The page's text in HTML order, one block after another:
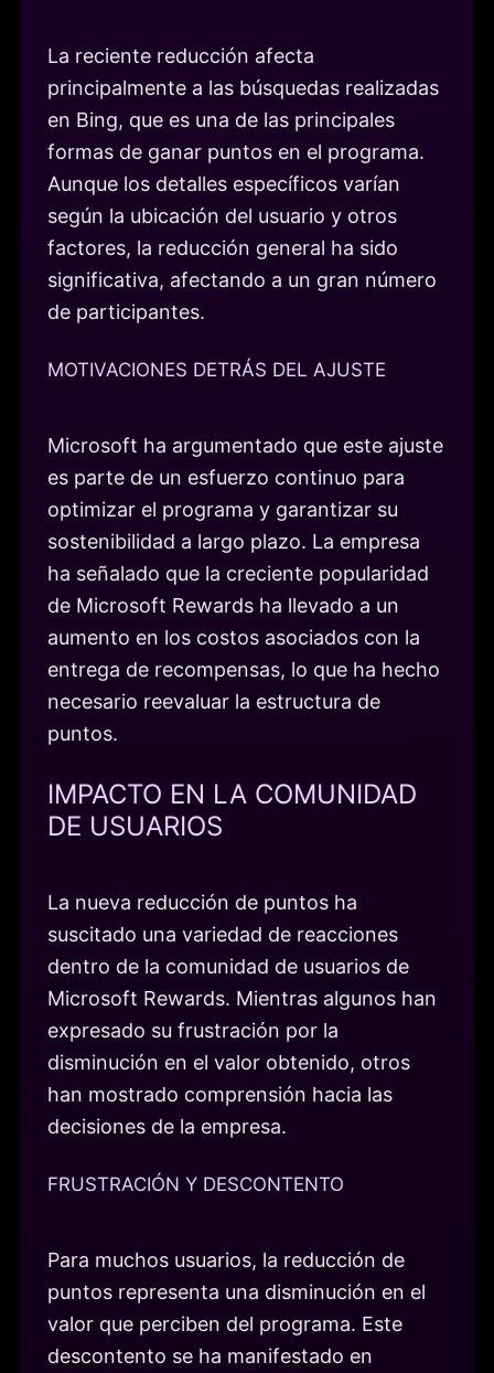
La reciente reducción afecta
principalmente a las búsquedas realizadas
en Bing, que es una de las principales
formas de ganar puntos en el programa.
Aunque los detalles específicos varían
según la ubicación del usuario y otros
factores, la reducción general ha sido
significativa, afectando a un gran número
de participantes.
MOTIVACIONES DETRÁS DEL AJUSTE
Microsoft ha argumentado que este ajuste
es parte de un esfuerzo continuo para
optimizar el programa y garantizar su
sostenibilidad a largo plazo. La empresa
ha señalado que la creciente popularidad
de Microsoft Rewards ha llevado a un
aumento en los costos asociados con la
entrega de recompensas, lo que ha hecho
necesario reevaluar la estructura de
puntos.
IMPACTO EN LA COMUNIDAD
DE USUARIOS
La nueva reducción de puntos ha
suscitado una variedad de reacciones
dentro de la comunidad de usuarios de
Microsoft Rewards. Mientras algunos han
expresado su frustración por la
disminución en el valor obtenido, otros
han mostrado comprensión hacia las
decisiones de la empresa.
FRUSTRACIÓN Y DESCONTENTO
Para muchos usuarios, la reducción de
puntos representa una disminución en el
valor que perciben del programa. Este
descontento se ha manifestado en